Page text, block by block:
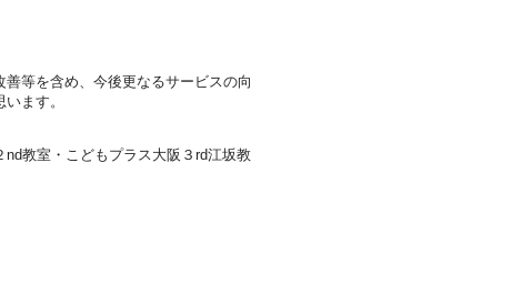
等を含め、今後更なるサービスの向
ます。
教室・こどもプラス大阪３rd江坂教